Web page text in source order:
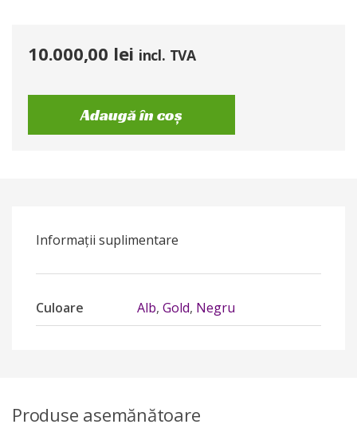
10.000,00 lei incl. TVA
Adaugă în coș
Informații suplimentare
Culoare Alb, Gold, Negru
Produse asemănătoare